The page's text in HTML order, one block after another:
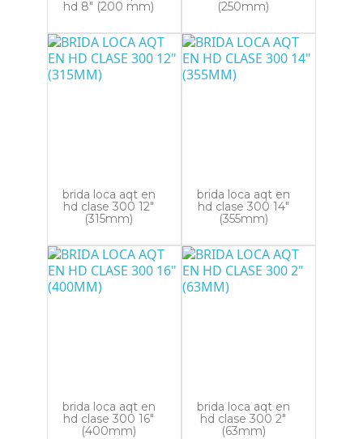
hd 8" (200 mm)
(250mm)
brida loca aqt en
hd clase 300 12"
(315mm)
brida loca aqt en
hd clase 300 14"
(355mm)
brida loca aqt en
hd clase 300 16"
(400mm)
brida loca aqt en
hd clase 300 2"
(63mm)